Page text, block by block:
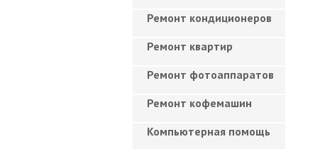
Ремонт кондиционеров
Ремонт квартир
Ремонт фотоаппаратов
Ремонт кофемашин
Компьютерная помощь